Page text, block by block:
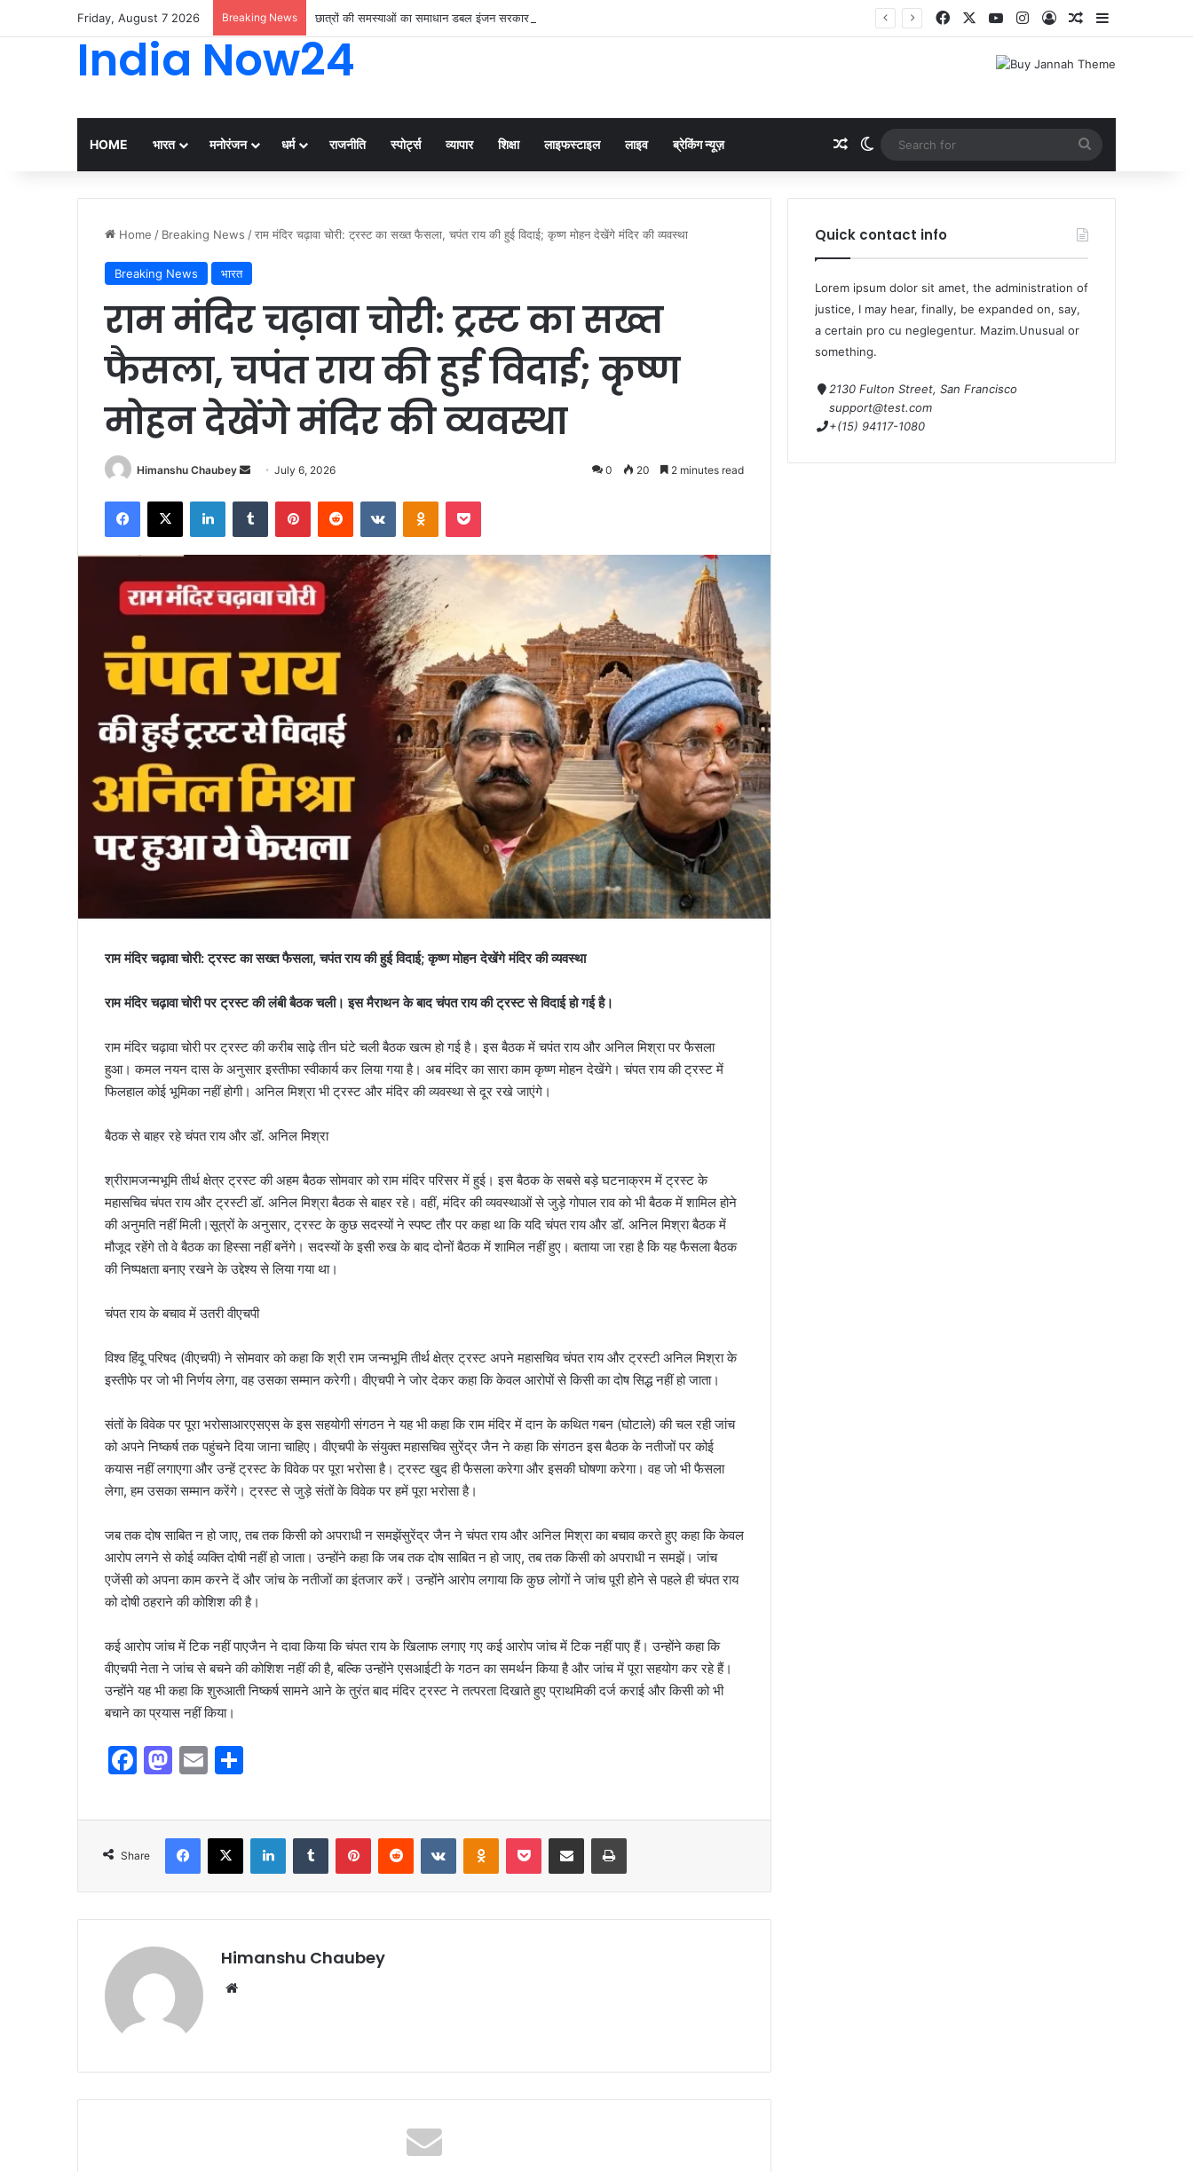
Friday, August 7 2026 Breaking News छात्रों की समस्याओं का समाधान डबल इंजन सरकार की सर्वोच्च प्राथमिकता केशव प्रसाद मौर्या
India Now24
HOME भारत मनोरंजन धर्म राजनीति स्पोर्ट्स व्यापार शिक्षा लाइफस्टाइल लाइव ब्रेकिंग न्यूज़
Home / Breaking News /राम मंदिर चढ़ावा चोरी: ट्रस्ट का सख्त फैसला, चपंत राय की हुई विदाई; कृष्ण मोहन देखेंगे मंदिर की व्यवस्था
Breaking News भारत
राम मंदिर चढ़ावा चोरी: ट्रस्ट का सख्त
फैसला, चपंत राय की हुई विदाई; कृष्ण
मोहन देखेंगे मंदिर की व्यवस्था
Himanshu Chaubey July 6, 2026 0 20 2 minutes read
राम मंदिर चढ़ावा चोरी: ट्रस्ट का सख्त फैसला, चपंत राय की हुई विदाई; कृष्ण मोहन देखेंगे मंदिर की व्यवस्था
राम मंदिर चढ़ावा चोरी पर ट्रस्ट की लंबी बैठक चली। इस मैराथन के बाद चंपत राय की ट्रस्ट से विदाई हो गई है।
राम मंदिर चढ़ावा चोरी पर ट्रस्ट की करीब साढ़े तीन घंटे चली बैठक खत्म हो गई है। इस बैठक में चपंत राय और अनिल मिश्रा पर फैसला
हुआ। कमल नयन दास के अनुसार इस्तीफा स्वीकार्य कर लिया गया है। अब मंदिर का सारा काम कृष्ण मोहन देखेंगे। चंपत राय की ट्रस्ट में
फिलहाल कोई भूमिका नहीं होगी। अनिल मिश्रा भी ट्रस्ट और मंदिर की व्यवस्था से दूर रखे जाएंगे।
बैठक से बाहर रहे चंपत राय और डॉ. अनिल मिश्रा
श्रीरामजन्मभूमि तीर्थ क्षेत्र ट्रस्ट की अहम बैठक सोमवार को राम मंदिर परिसर में हुई। इस बैठक के सबसे बड़े घटनाक्रम में ट्रस्ट के
महासचिव चंपत राय और ट्रस्टी डॉ. अनिल मिश्रा बैठक से बाहर रहे। वहीं, मंदिर की व्यवस्थाओं से जुड़े गोपाल राव को भी बैठक में शामिल होने
की अनुमति नहीं मिली।सूत्रों के अनुसार, ट्रस्ट के कुछ सदस्यों ने स्पष्ट तौर पर कहा था कि यदि चंपत राय और डॉ. अनिल मिश्रा बैठक में
मौजूद रहेंगे तो वे बैठक का हिस्सा नहीं बनेंगे। सदस्यों के इसी रुख के बाद दोनों बैठक में शामिल नहीं हुए। बताया जा रहा है कि यह फैसला बैठक
की निष्पक्षता बनाए रखने के उद्देश्य से लिया गया था।
चंपत राय के बचाव में उतरी वीएचपी
विश्व हिंदू परिषद (वीएचपी) ने सोमवार को कहा कि श्री राम जन्मभूमि तीर्थ क्षेत्र ट्रस्ट अपने महासचिव चंपत राय और ट्रस्टी अनिल मिश्रा के
इस्तीफे पर जो भी निर्णय लेगा, वह उसका सम्मान करेगी। वीएचपी ने जोर देकर कहा कि केवल आरोपों से किसी का दोष सिद्ध नहीं हो जाता।
संतों के विवेक पर पूरा भरोसाआरएसएस के इस सहयोगी संगठन ने यह भी कहा कि राम मंदिर में दान के कथित गबन (घोटाले) की चल रही जांच
को अपने निष्कर्ष तक पहुंचने दिया जाना चाहिए। वीएचपी के संयुक्त महासचिव सुरेंद्र जैन ने कहा कि संगठन इस बैठक के नतीजों पर कोई
कयास नहीं लगाएगा और उन्हें ट्रस्ट के विवेक पर पूरा भरोसा है। ट्रस्ट खुद ही फैसला करेगा और इसकी घोषणा करेगा। वह जो भी फैसला
लेगा, हम उसका सम्मान करेंगे। ट्रस्ट से जुड़े संतों के विवेक पर हमें पूरा भरोसा है।
जब तक दोष साबित न हो जाए, तब तक किसी को अपराधी न समझेंसुरेंद्र जैन ने चंपत राय और अनिल मिश्रा का बचाव करते हुए कहा कि केवल
आरोप लगने से कोई व्यक्ति दोषी नहीं हो जाता। उन्होंने कहा कि जब तक दोष साबित न हो जाए, तब तक किसी को अपराधी न समझें। जांच
एजेंसी को अपना काम करने दें और जांच के नतीजों का इंतजार करें। उन्होंने आरोप लगाया कि कुछ लोगों ने जांच पूरी होने से पहले ही चंपत राय
को दोषी ठहराने की कोशिश की है।
कई आरोप जांच में टिक नहीं पाएजैन ने दावा किया कि चंपत राय के खिलाफ लगाए गए कई आरोप जांच में टिक नहीं पाए हैं। उन्होंने कहा कि
वीएचपी नेता ने जांच से बचने की कोशिश नहीं की है, बल्कि उन्होंने एसआईटी के गठन का समर्थन किया है और जांच में पूरा सहयोग कर रहे हैं।
उन्होंने यह भी कहा कि शुरुआती निष्कर्ष सामने आने के तुरंत बाद मंदिर ट्रस्ट ने तत्परता दिखाते हुए प्राथमिकी दर्ज कराई और किसी को भी
बचाने का प्रयास नहीं किया।
F
c
e
o
o
k
M
st
o
d
o
n
E
ai
l
ar
e
Share
Himanshu Chaubey
Quick contact info
Lorem ipsum dolor sit amet, the administration of
justice, I may hear, finally, be expanded on, say,
a certain pro cu neglegentur. Mazim.Unusual or
something.
2130 Fulton Street, San Francisco
support@test.com
+(15) 94117-1080